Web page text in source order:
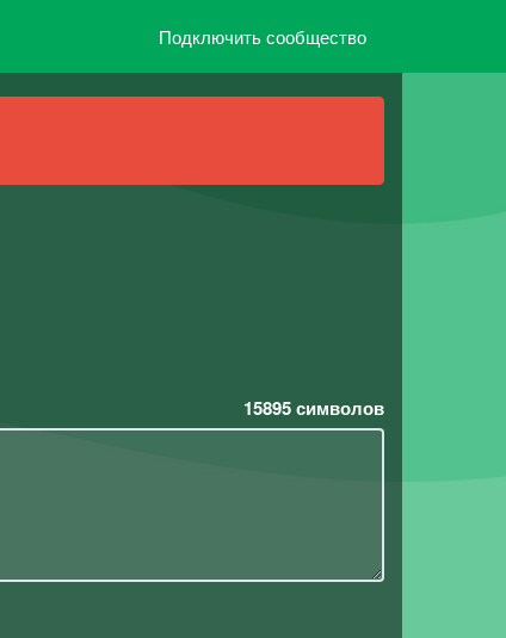
Подключить сообщество
15895символов